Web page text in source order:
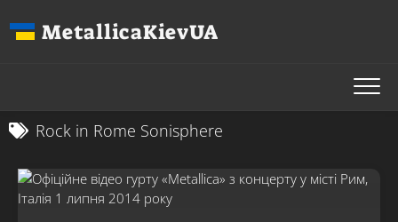
до
MetallicaKievUA
Rock in Rome Sonisphere